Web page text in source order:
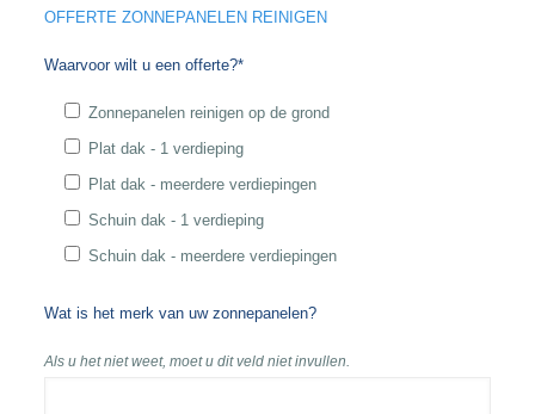
OFFERTE ZONNEPANELEN REINIGEN
Waarvoor wilt u een offerte?*
Zonnepanelen reinigen op de grond
Plat dak - 1 verdieping
Plat dak - meerdere verdiepingen
Schuin dak - 1 verdieping
Schuin dak - meerdere verdiepingen
Wat is het merk van uw zonnepanelen?
Als u het niet weet, moet u dit veld niet invullen.